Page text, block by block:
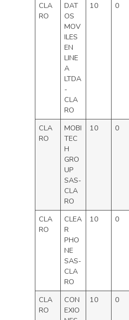
CLA
RO
DAT
OS
MOV
ILES
EN
LINE
A
LTDA
-
CLA
RO
10 0
CLA
RO
MOBI
TEC
H
GRO
UP
SAS-
CLA
RO
10 0
CLA
RO
CLEA
R
PHO
NE
SAS-
CLA
RO
10 0
CLA
RO
CON
EXIO
10 0